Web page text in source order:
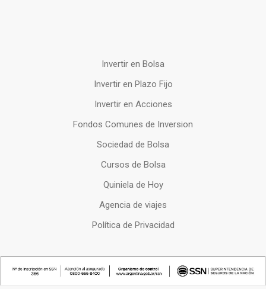
Invertir en Bolsa
Invertir en Plazo Fijo
Invertir en Acciones
Fondos Comunes de Inversion
Sociedad de Bolsa
Cursos de Bolsa
Quiniela de Hoy
Agencia de viajes
Política de Privacidad